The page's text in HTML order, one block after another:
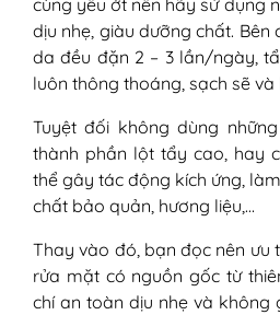
dịu nhẹ, giàu dưỡng chất. Bên
da đều đặn 2 – 3 lần/ngày,
luôn thông thoáng, sạch sẽ và
Tuyệt đối không dùng
thành phần lột tẩy cao, hay
thể gây tác động kích ứng,
chất bảo quản, hương liệu,…
Thay vào đó, bạn đọc nên ưu
rửa mặt có nguồn gốc từ
chí an toàn dịu nhẹ và không